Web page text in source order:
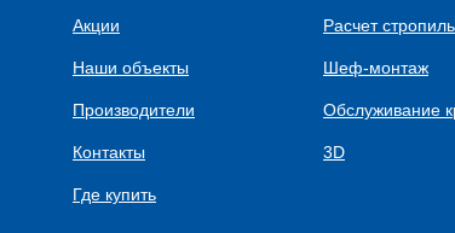
Акции
Наши объекты
Производители
Контакты
Где купить
Расчет
Шеф-монтаж
Обслуживание
3D